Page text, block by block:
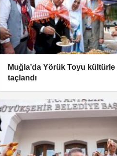
Muğla’da Yörük Toyu kültürle
taçlandı